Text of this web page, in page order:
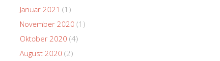
Januar 2021 (1)
November 2020 (1)
Oktober 2020 (4)
August 2020 (2)